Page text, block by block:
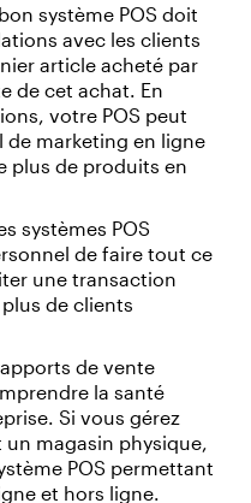
système POS doit
avec les clients
article acheté par
de cet achat. En
votre POS peut
marketing en ligne
plus de produits en
systèmes POS
de faire tout ce
une transaction
de clients
de vente
la santé
Si vous gérez
magasin physique,
POS permettant
et hors ligne.